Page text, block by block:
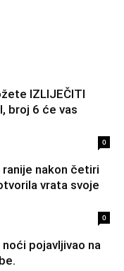
IZLIJEČITI
broj 6 će vas
0
nakon četiri
vrata svoje
0
pojavljivao na